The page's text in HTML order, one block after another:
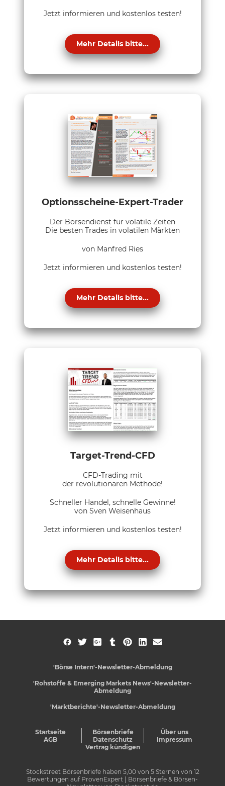
Jetzt informieren und kostenlos testen!
Mehr Details bitte...
Optionsscheine-Expert-Trader
Der Börsendienst für volatile Zeiten
Die besten Trades in volatilen Märkten
von Manfred Ries
Jetzt informieren und kostenlos testen!
Mehr Details bitte...
Target-Trend-CFD
CFD-Trading mit
der revolutionären Methode!
Schneller Handel, schnelle Gewinne!
von Sven Weisenhaus
Jetzt informieren und kostenlos testen!
Mehr Details bitte...
'Börse Intern'-Newsletter-Abmeldung
'Rohstoffe & Emerging Markets News'-Newsletter-
Abmeldung
'Marktberichte'-Newsletter-Abmeldung
Startseite Börsenbriefe
Über uns
AGB
Datenschutz
Impressum
Vertrag kündigen
Stockstreet Börsenbriefe haben 5,00von 5Sternen von 12
Bewertungen auf ProvenExpert
| Börsenbriefe & Börsen-